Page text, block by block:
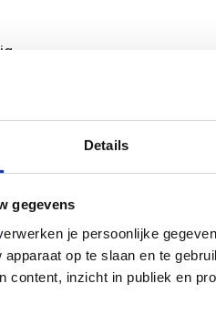
Details
gegevens
je persoonlijke
op te slaan en te
content, inzicht in publiek en
en gecoat
horizontaal